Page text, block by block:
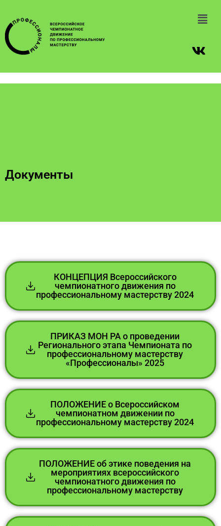
Документы
КОНЦЕПЦИЯ Всероссийского
чемпионатного движения по
профессиональному мастерству 2024
ПРИКАЗ МОН РА о проведении
Регионального этапа Чемпионата по
профессиональному мастерству
«Профессионалы» 2025
ПОЛОЖЕНИЕ о Всероссийском
чемпионатном движении по
профессиональному мастерству 2024
ПОЛОЖЕНИЕ об этике поведения на
мероприятиях всероссийского
чемпионатного движения по
профессиональному мастерству